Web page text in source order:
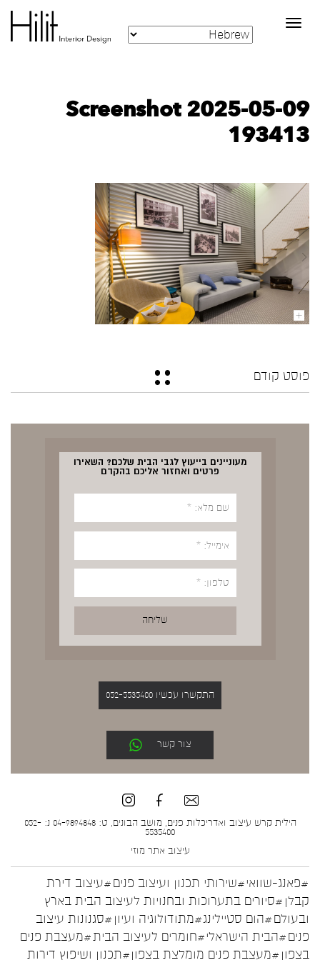
Toggle
navigation
Screenshot 2025-05-09
193413
פוסט קודם
מעוניינים בייעוץ לגבי הבית שלכם? השאירו
פרטים ואחזור אליכם בהקדם
התקשרו עכשיו 052-5535400
צור קשר
הילית קרש עיצוב ואדריכלות פנים, מושב הבונים, ט: 04-9894848 נ: 052-
5535400
עיצוב אתר מוזי
#פאנג-שוואי#שירותי תכנון ועיצוב פנים#עיצוב דירת
קבלן #סיורים בתערוכות ובחנויות לעיצוב הבית בארץ
ובעולם#הום סטיילינג#מתודולוגיה ועיון #סגנונות עיצוב
פנים#הבית הישראלי#חומרים לעיצוב הבית#מעצבת פנים
בצפון #מעצבת פנים מומלצת בצפון#תכנון ושיפוץ דירות